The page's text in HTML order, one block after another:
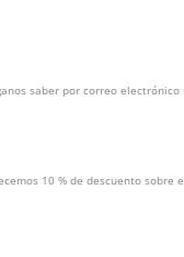
saber por correo electrónico
10 % de descuento sobre